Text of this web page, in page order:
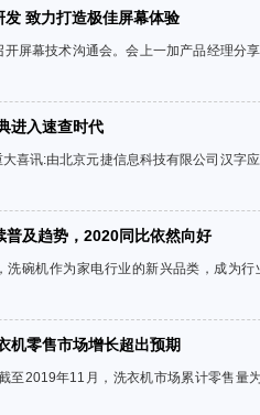
致力打造极佳屏幕体验
屏幕技术沟通会。会上一加产品经理分
进入速查时代
喜讯:由北京元捷信息科技有限公司汉字
普及趋势，2020同比依然向好
洗碗机作为家电行业的新兴品类，成为
机零售市场增长超出预期
至2019年11月，洗衣机市场累计零售量